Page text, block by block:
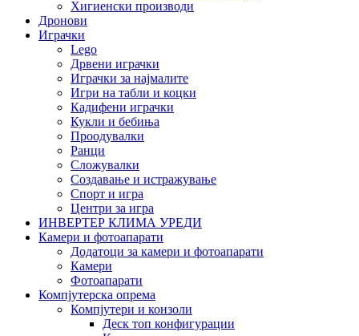
Хигиенски производи
Дронови
Играчки
Lego
Дрвени играчки
Играчки за најмалите
Игри на табли и коцки
Кадифени играчки
Кукли и бебиња
Проодувалки
Ранци
Сложувалки
Создавање и истражување
Спорт и игра
Центри за игра
ИНВЕРТЕР КЛИМА УРЕДИ
Камери и фотоапарати
Додатоци за камери и фотоапарати
Камери
Фотоапарати
Компјутерска опрема
Компјутери и конзоли
Деск топ конфигурации